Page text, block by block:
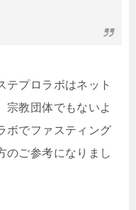
テプロラボはネット
宗教団体でもないよ
ボでファスティング
のご参考になりまし